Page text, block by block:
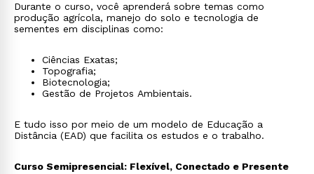
Durante o curso, você aprenderá sobre temas como
produção agrícola, manejo do solo e tecnologia de
sementes em disciplinas como:
Ciências Exatas;
Topografia;
Biotecnologia;
Gestão de Projetos Ambientais.
E tudo isso por meio de um modelo de Educação a
Distância (EAD) que facilita os estudos e o trabalho.
Curso Semipresencial: Flexível, Conectado e Presente